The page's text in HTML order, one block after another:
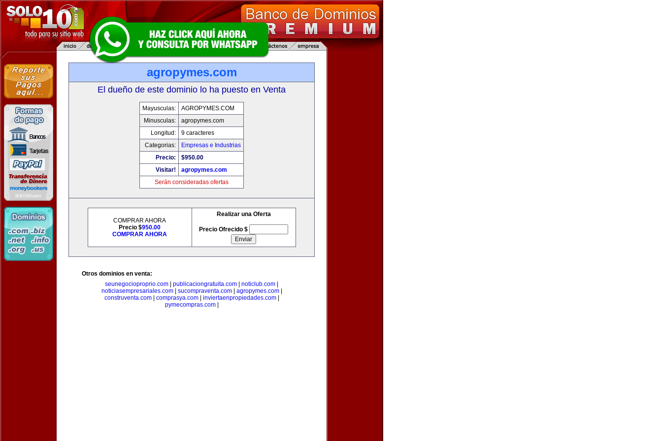
agropymes.com
El dueño de este dominio lo ha puesto en Venta
Mayusculas:
AGROPYMES.COM
Minusculas:
agropymes.com
Longitud:
9 caracteres
Categorias:
Empresas e Industrias
Precio:
$950.00
Visitar!
agropymes.com
Serán consideradas ofertas
COMPRAR AHORA
Precio $950.00
COMPRAR AHORA
Realizar una Oferta
Precio Ofrecido $
Otros dominios en venta:
seunegocioproprio.com
publicaciongratuita.com noticlub.com
noticiasempresariales.com| sucompraventa.com| agropymes.com|
construventa.com| comprasya.com| inviertaenpropiedades.com|
pymecompras.com|